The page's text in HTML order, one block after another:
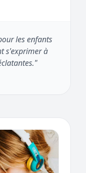
les enfants
s'exprimer à